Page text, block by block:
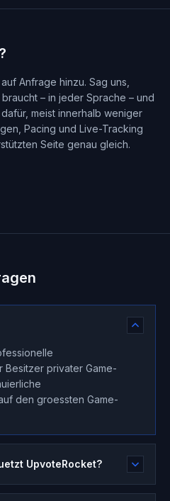
Anfrage hinzu. Sag uns,
– in jeder Sprache – und
meist innerhalb weniger
Pacing und Live-Tracking
Seite genau gleich.
Besitzer privater Game-
den groessten Game-
UpvoteRocket?